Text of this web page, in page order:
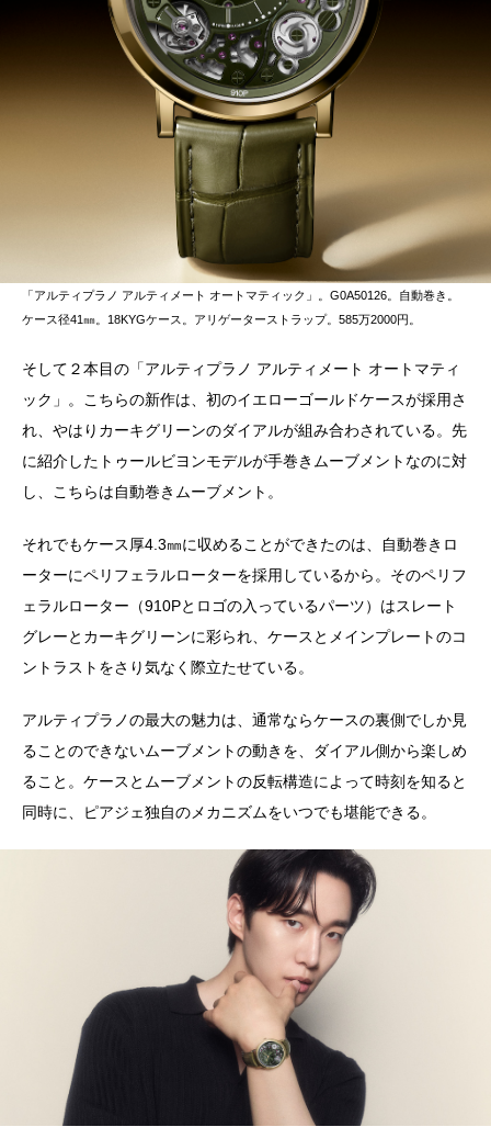
「アルティプラノ アルティメート オートマティック」。G0A50126。自動巻き。
ケース径41㎜。18KYGケース。アリゲーターストラップ。585万2000円。
そして２本目の「アルティプラノ アルティメート オートマティ
ック」。こちらの新作は、初のイエローゴールドケースが採用さ
れ、やはりカーキグリーンのダイアルが組み合わされている。先
に紹介したトゥールビヨンモデルが手巻きムーブメントなのに対
し、こちらは自動巻きムーブメント。
それでもケース厚4.3㎜に収めることができたのは、自動巻きロ
ーターにペリフェラルローターを採用しているから。そのペリフ
ェラルローター（910Pとロゴの入っているパーツ）はスレート
グレーとカーキグリーンに彩られ、ケースとメインプレートのコ
ントラストをさり気なく際立たせている。
アルティプラノの最大の魅力は、通常ならケースの裏側でしか見
ることのできないムーブメントの動きを、ダイアル側から楽しめ
ること。ケースとムーブメントの反転構造によって時刻を知ると
同時に、ピアジェ独自のメカニズムをいつでも堪能できる。